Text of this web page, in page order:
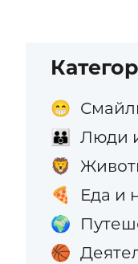
😁
👪 Люди
🦁
🍕 Еда и
🌍
🏀